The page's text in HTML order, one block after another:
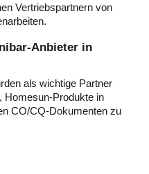
Vertriebspartnern von
Anbieter in
als wichtige Partner
Homesun-Produkte in
CO/CQ-Dokumenten zu